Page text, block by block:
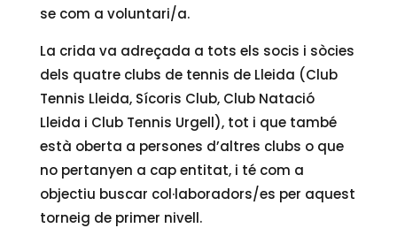
se com a voluntari/a.
La crida va adreçada a tots els socis i sòcies
dels quatre clubs de tennis de Lleida (Club
Tennis Lleida, Sícoris Club, Club Natació
Lleida i Club Tennis Urgell), tot i que també
està oberta a persones d’altres clubs o que
no pertanyen a cap entitat, i té com a
objectiu buscar col·laboradors/es per aquest
torneig de primer nivell.